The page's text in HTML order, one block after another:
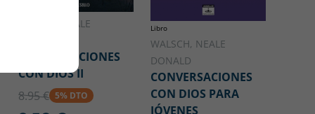
WALSCH,NEALE
CONVERSACIONES
CON DIOS II
8.95 € 5% DTO
Libro
WALSCH, NEALE
DONALD
CONVERSACIONES
CON DIOS PARA
JÓVENES